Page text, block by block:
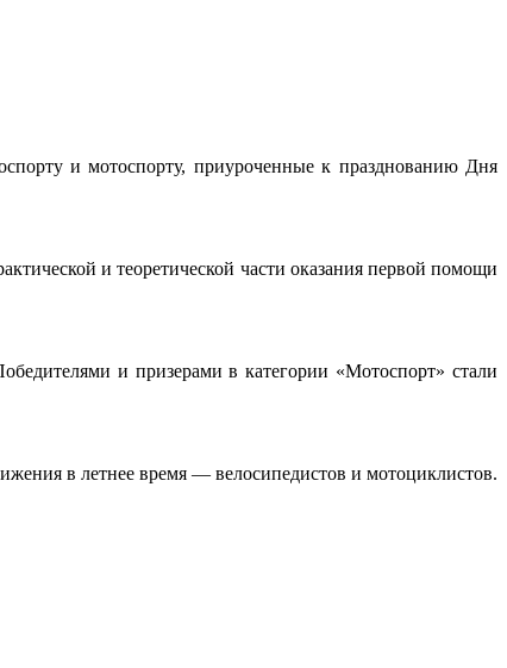
и мотоспорту, приуроченные к празднованию Дня
и теоретической части оказания первой помощи
и призерами в категории «Мотоспорт» стали
в летнее время — велосипедистов и мотоциклистов.